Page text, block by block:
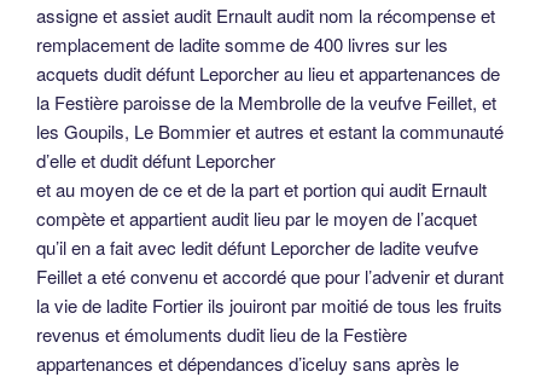
assigne et assiet audit Ernault audit nom la récompense et
remplacement de ladite somme de 400 livres sur les
acquets dudit défunt Leporcher au lieu et appartenances de
la Festière paroisse de la Membrolle de la veufve Feillet, et
les Goupils, Le Bommier et autres et estant la communauté
d’elle et dudit défunt Leporcher
et au moyen de ce et de la part et portion qui audit Ernault
compète et appartient audit lieu par le moyen de l’acquet
qu’il en a fait avec ledit défunt Leporcher de ladite veufve
Feillet a eté convenu et accordé que pour l’advenir et durant
la vie de ladite Fortier ils jouiront par moitié de tous les fruits
revenus et émoluments dudit lieu de la Festière
appartenances et dépendances d’iceluy sans après le